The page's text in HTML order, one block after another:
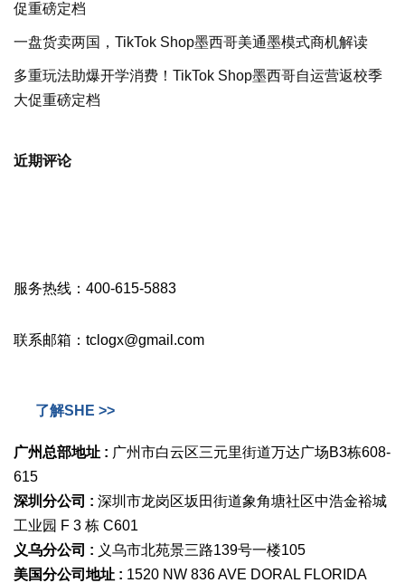
促重磅定档
一盘货卖两国，TikTok Shop墨西哥美通墨模式商机解读
多重玩法助爆开学消费！TikTok Shop墨西哥自运营返校季
大促重磅定档
近期评论
服务热线：400-615-5883
联系邮箱：tclogx@gmail.com
了解SHE >>
广州总部地址 : 广州市白云区三元里街道万达广场B3栋608-
615
深圳分公司 : 深圳市龙岗区坂田街道象角塘社区中浩金裕城
工业园 F 3 栋 C601
义乌分公司 : 义乌市北苑景三路139号一楼105
美国分公司地址 : 1520 NW 836 AVE DORAL FLORIDA